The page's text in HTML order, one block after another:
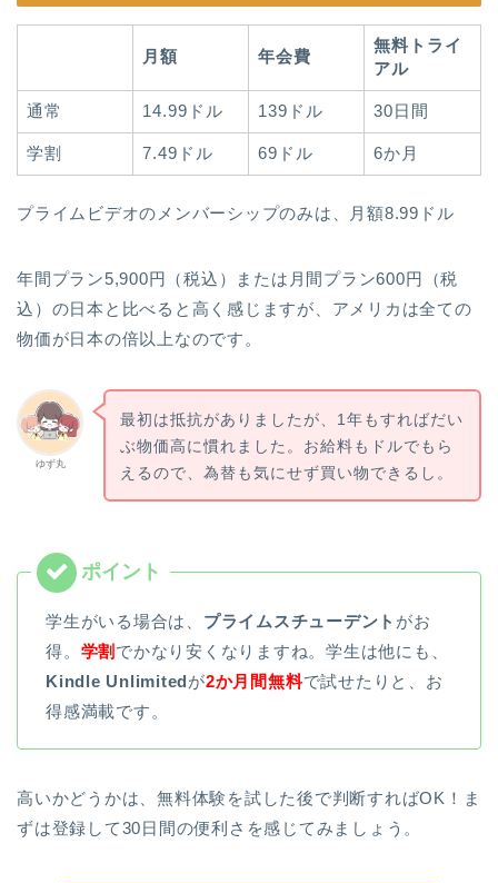
月額 年会費
無料トライ
アル
通常 14.99ドル 139ドル 30日間
学割 7.49ドル 69ドル 6か月
プライムビデオのメンバーシップのみは、月額8.99ドル
年間プラン5,900円（税込）または月間プラン600円（税
込）の日本と比べると高く感じますが、アメリカは全ての
物価が日本の倍以上なのです。
ゆず丸
最初は抵抗がありましたが、1年もすればだい
ぶ物価高に慣れました。お給料もドルでもら
えるので、為替も気にせず買い物できるし。
学生がいる場合は、 プライムスチューデント がお
得。 学割 でかなり安くなりますね。学生は他にも、
Kindle Unlimited が2か月間無料で試せたりと、お
得感満載です。
高いかどうかは、無料体験を試した後で判断すればOK！ま
ずは登録して30日間の便利さを感じてみましょう。